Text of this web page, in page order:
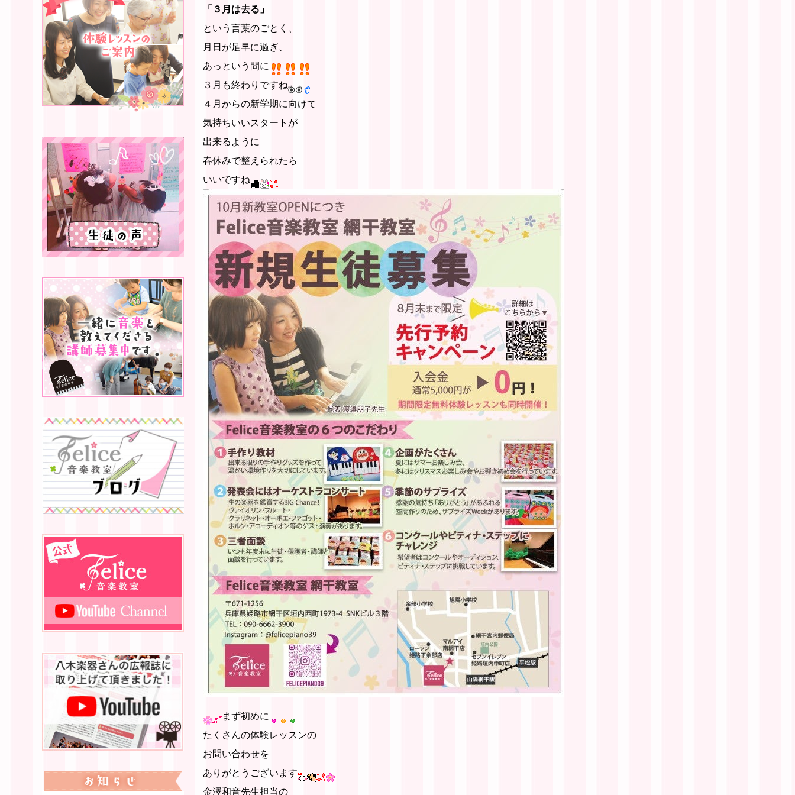
「３月は去る」
という言葉のごとく、
月日が足早に過ぎ、
あっという間に
３月も終わりですね
４月からの新学期に向けて
気持ちいいスタートが
出来るように
春休みで整えられたら
いいですね
まず初めに
たくさんの体験レッスンの
お問い合わせを
ありがとうございます
金澤和音先生担当の